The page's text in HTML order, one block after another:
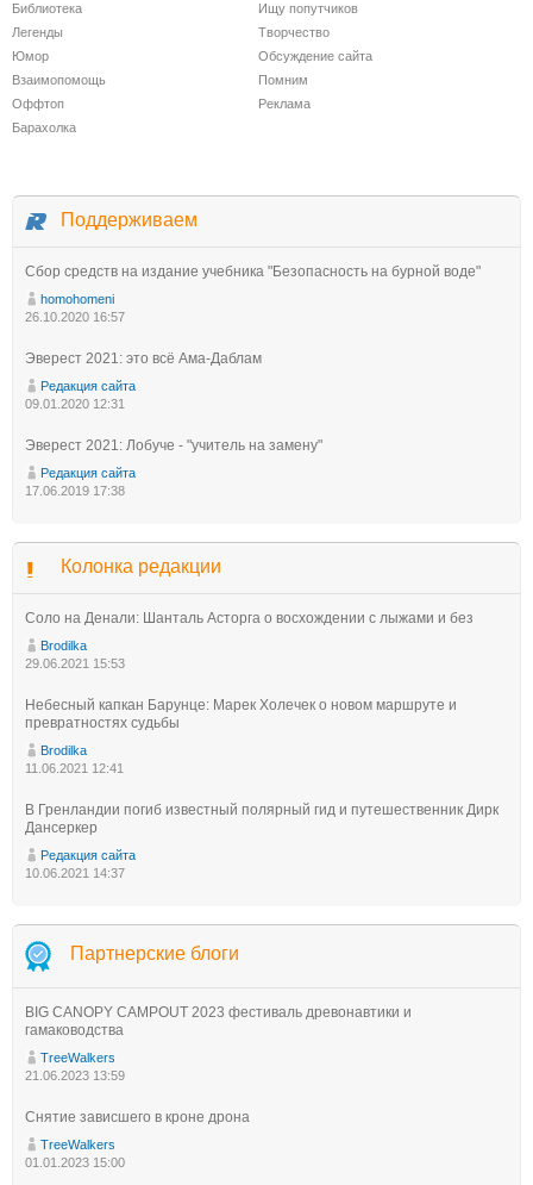
Библиотека
Ищу попутчиков
Легенды
Творчество
Юмор
Обсуждение сайта
Взаимопомощь
Помним
Оффтоп
Реклама
Барахолка
Поддерживаем
Сбор средств на издание учебника "Безопасность на бурной воде"
homohomeni
26.10.2020 16:57
Эверест 2021: это всё Ама-Даблам
Редакция сайта
09.01.2020 12:31
Эверест 2021: Лобуче - "учитель на замену"
Редакция сайта
17.06.2019 17:38
Колонка редакции
Соло на Денали: Шанталь Асторга о восхождении с лыжами и без
Brodilka
29.06.2021 15:53
Небесный капкан Барунце: Марек Холечек о новом маршруте и
превратностях судьбы
Brodilka
11.06.2021 12:41
В Гренландии погиб известный полярный гид и путешественник Дирк
Дансеркер
Редакция сайта
10.06.2021 14:37
Партнерские блоги
BIG CANOPY CAMPOUT 2023 фестиваль древонавтики и
гамаководства
TreeWalkers
21.06.2023 13:59
Снятие зависшего в кроне дрона
TreeWalkers
01.01.2023 15:00